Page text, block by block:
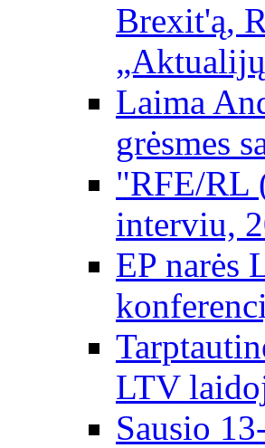
Brexit'ą,
Laima
grėsmes
"RFE/RL
interviu,
EP narės
LTV
Sausio